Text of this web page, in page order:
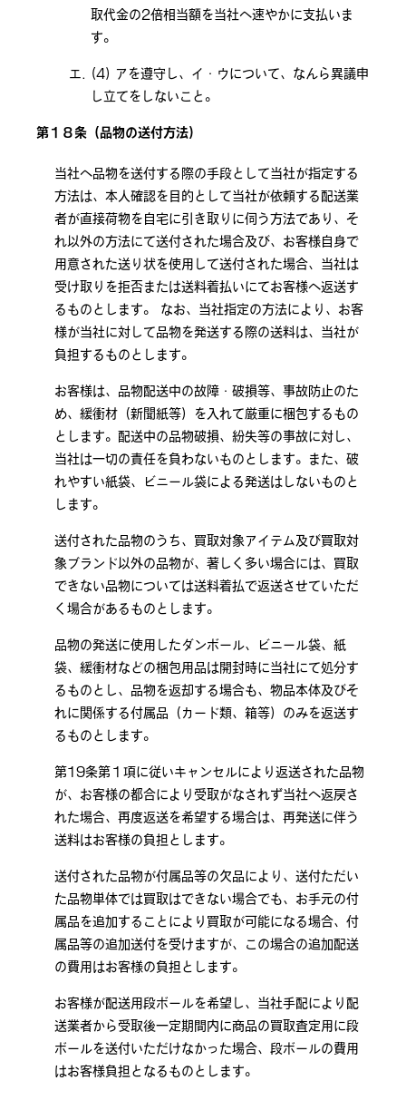
取代金の2倍相当額を当社へ速やかに支払いま
す。
アを遵守し、イ・ウについて、なんら異議申
し立てをしないこと。
第１８条（品物の送付方法）
当社へ品物を送付する際の手段として当社が指定する
方法は、本人確認を目的として当社が依頼する配送業
者が直接荷物を自宅に引き取りに伺う方法であり、そ
れ以外の方法にて送付された場合及び、お客様自身で
用意された送り状を使用して送付された場合、当社は
受け取りを拒否または送料着払いにてお客様へ返送す
るものとします。 なお、当社指定の方法により、お客
様が当社に対して品物を発送する際の送料は、当社が
負担するものとします。
お客様は、品物配送中の故障・破損等、事故防止のた
め、緩衝材（新聞紙等）を入れて厳重に梱包するもの
とします。配送中の品物破損、紛失等の事故に対し、
当社は一切の責任を負わないものとします。また、破
れやすい紙袋、ビニール袋による発送はしないものと
します。
送付された品物のうち、買取対象アイテム及び買取対
象ブランド以外の品物が、著しく多い場合には、買取
できない品物については送料着払で返送させていただ
く場合があるものとします。
品物の発送に使用したダンボール、ビニール袋、紙
袋、緩衝材などの梱包用品は開封時に当社にて処分す
るものとし、品物を返却する場合も、物品本体及びそ
れに関係する付属品（カード類、箱等）のみを返送す
るものとします。
第19条第１項に従いキャンセルにより返送された品物
が、お客様の都合により受取がなされず当社へ返戻さ
れた場合、再度返送を希望する場合は、再発送に伴う
送料はお客様の負担とします。
送付された品物が付属品等の欠品により、送付ただい
た品物単体では買取はできない場合でも、お手元の付
属品を追加することにより買取が可能になる場合、付
属品等の追加送付を受けますが、この場合の追加配送
の費用はお客様の負担とします。
お客様が配送用段ボールを希望し、当社手配により配
送業者から受取後一定期間内に商品の買取査定用に段
ボールを送付いただけなかった場合、段ボールの費用
はお客様負担となるものとします。